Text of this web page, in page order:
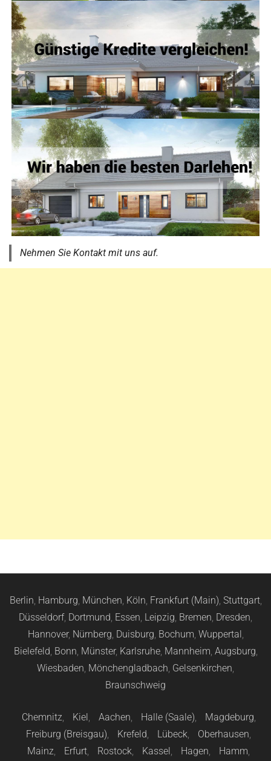
Nehmen Sie Kontakt mit uns auf.
Berlin, Hamburg, München, Köln, Frankfurt (Main), Stuttgart,
Düsseldorf, Dortmund, Essen, Leipzig, Bremen, Dresden,
Hannover, Nürnberg, Duisburg, Bochum, Wuppertal,
Bielefeld, Bonn, Münster, Karlsruhe, Mannheim, Augsburg,
Wiesbaden, Mönchengladbach, Gelsenkirchen,
Braunschweig
Chemnitz, Kiel, Aachen, Halle (Saale), Magdeburg,
Freiburg (Breisgau), Krefeld, Lübeck, Oberhausen,
Mainz, Erfurt, Rostock, Kassel, Hagen, Hamm,